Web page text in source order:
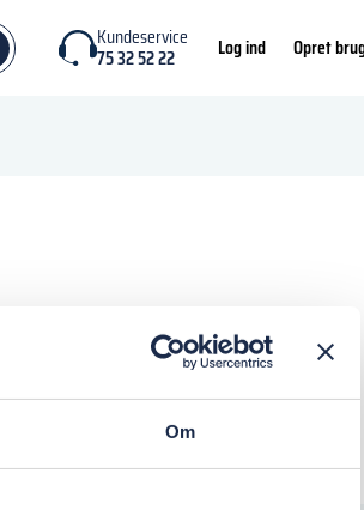
Om
Kundeservice
75 32 52 22 Log ind Opret